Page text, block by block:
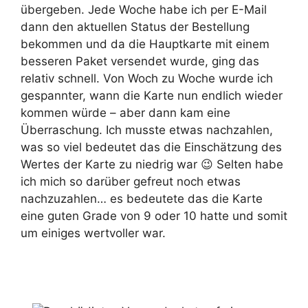
übergeben. Jede Woche habe ich per E-Mail
dann den aktuellen Status der Bestellung
bekommen und da die Hauptkarte mit einem
besseren Paket versendet wurde, ging das
relativ schnell. Von Woch zu Woche wurde ich
gespannter, wann die Karte nun endlich wieder
kommen würde – aber dann kam eine
Überraschung. Ich musste etwas nachzahlen,
was so viel bedeutet das die Einschätzung des
Wertes der Karte zu niedrig war 😉 Selten habe
ich mich so darüber gefreut noch etwas
nachzuzahlen… es bedeutete das die Karte
eine guten Grade von 9 oder 10 hatte und somit
um einiges wertvoller war.